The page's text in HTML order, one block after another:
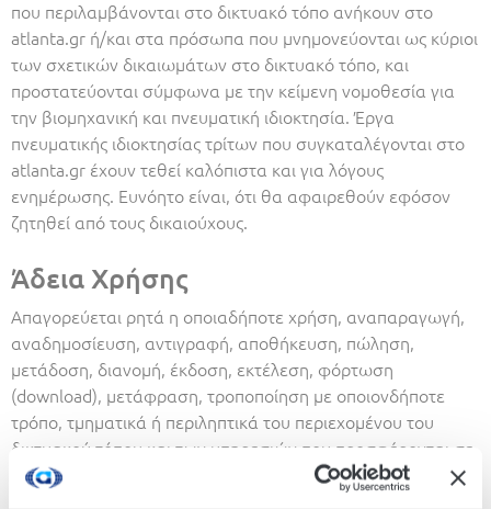
που περιλαμβάνονται στο δικτυακό τόπο ανήκουν στο
atlanta.gr ή/και στα πρόσωπα που μνημονεύονται ως κύριοι
των σχετικών δικαιωμάτων στο δικτυακό τόπο, και
προστατεύονται σύμφωνα με την κείμενη νομοθεσία για
την βιομηχανική και πνευματική ιδιοκτησία. Έργα
πνευματικής ιδιοκτησίας τρίτων που συγκαταλέγονται στο
atlanta.gr έχουν τεθεί καλόπιστα και για λόγους
ενημέρωσης. Ευνόητο είναι, ότι θα αφαιρεθούν εφόσον
ζητηθεί από τους δικαιούχους.
Άδεια Χρήσης
Απαγορεύεται ρητά η οποιαδήποτε χρήση, αναπαραγωγή,
αναδημοσίευση, αντιγραφή, αποθήκευση, πώληση,
μετάδοση, διανομή, έκδοση, εκτέλεση, φόρτωση
(download), μετάφραση, τροποποίηση με οποιονδήποτε
τρόπο, τμηματικά ή περιληπτικά του περιεχομένου του
δικτυακού τόπου και των υπηρεσιών που προσφέρονται σε
αυτό, χωρίς την προηγούμενη άδειά του. Κατ’ εξαίρεση,
επιτρέπεται η μεμονωμένη αποθήκευση και αντιγραφή